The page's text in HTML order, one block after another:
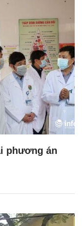
phương án